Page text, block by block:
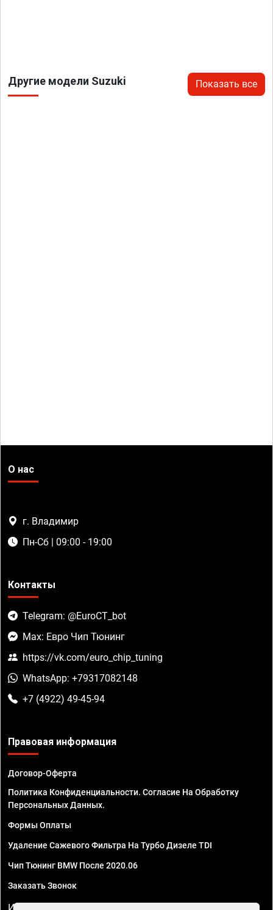
Другие модели Suzuki Показать все
О нас
г. Владимир
Пн-Сб | 09:00 - 19:00
Контакты
Telegram: @EuroCT_bot
Max: Евро Чип Тюнинг
https://vk.com/euro_chip_tuning
WhatsApp: +79317082148
+7 (4922) 49-45-94
Правовая информация
Договор-Оферта
Политика Конфиденциальности. Согласие На Обработку
Персональных Данных.
Формы Оплаты
Удаление Сажевого Фильтра На Турбо Дизеле TDI
Чип Тюнинг BMW После 2020.06
Заказать Звонок